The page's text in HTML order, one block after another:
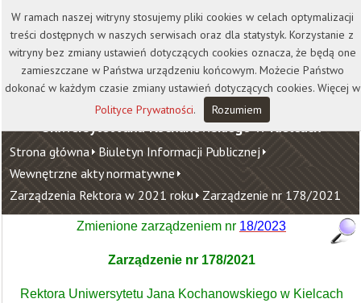
Kontakt Biblioteka
Wydawnictwo
Wirtualna Uczelnia
Uniwersytet Jana Kochanowskiego w Kielcach
Strona główna Biuletyn Informacji Publicznej
Wewnętrzne akty normatywne
Zarządzenia Rektora w 2021 roku Zarządzenie nr 178/2021
Zmienione zarządzeniem nr 18/2023
Zarządzenie nr 178/2021
Rektora Uniwersytetu Jana Kochanowskiego w Kielcach
W ramach naszej witryny stosujemy pliki cookies w celach optymalizacji
treści dostępnych w naszych serwisach oraz dla statystyk. Korzystanie z
witryny bez zmiany ustawień dotyczących cookies oznacza, że będą one
zamieszczane w Państwa urządzeniu końcowym. Możecie Państwo
dokonać w każdym czasie zmiany ustawień dotyczących cookies. Więcej w
Polityce Prywatności. Rozumiem